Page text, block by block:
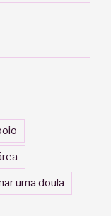
uma doula